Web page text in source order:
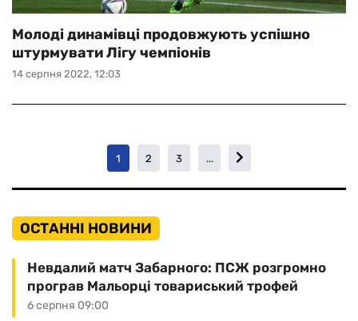
14 серпня 2022, 12:03
Молоді динамівці продовжують успішно
штурмувати Лігу чемпіонів
1 2 3 ...
ОСТАННІ НОВИНИ
6 серпня 09:00
Невдалий матч Забарного: ПСЖ розгромно
програв Мальорці товариський трофей